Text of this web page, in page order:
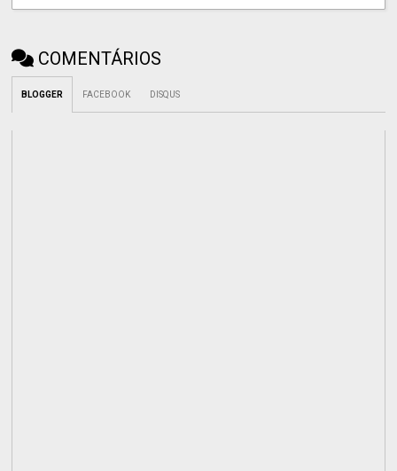
COMENTÁRIOS
BLOGGER FACEBOOK DISQUS